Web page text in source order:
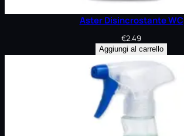
Aster Disincrostante WC
€2.49
Aggiungi al carrello